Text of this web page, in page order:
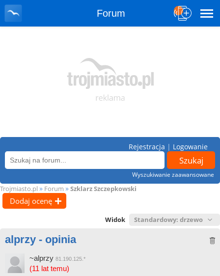
Forum
Wyszukiwanie zaawansowane
Rejestracja | Logowanie
Trojmiasto.pl » Forum » Szklarz Szczepkowski
Dodaj ocenę
Widok
alprzy - opinia
~alprzy 81.190.125.*
(11 lat temu)